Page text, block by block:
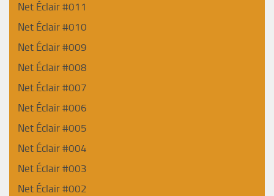
Net Éclair #011
Net Éclair #010
Net Éclair #009
Net Éclair #008
Net Éclair #007
Net Éclair #006
Net Éclair #005
Net Éclair #004
Net Éclair #003
Net Éclair #002